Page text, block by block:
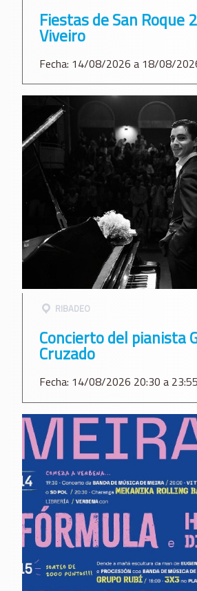
Fiestas de San Roque
Viveiro
Fecha: 14/08/2026 a 18/08/
RIBADEO
Concierto del pianista
Cruzado
Fecha: 14/08/2026 20:30 a 23:55